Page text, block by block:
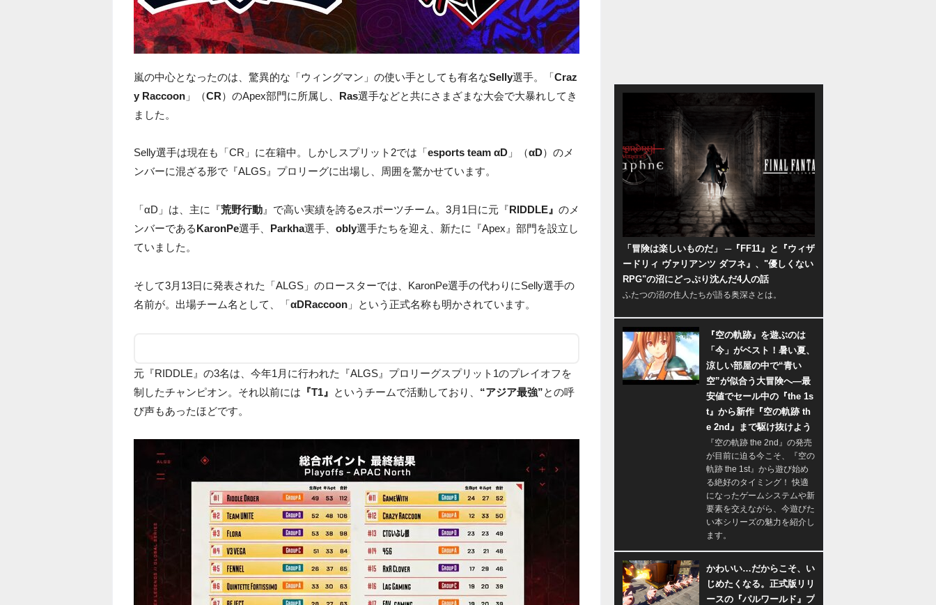
嵐の中心となったのは、驚異的な「ウィングマン」の使い手としても有名なSelly選手。「Craz
y Raccoon 」（CR）のApex部門に所属し、 Ras選手などと共にさまざまな大会で大暴れしてき
ました。
Selly選手は現在も「CR」に在籍中。しかしスプリット2では「esports team αD 」（αD）のメ
ンバーに混ざる形で『ALGS』プロリーグに出場し、周囲を驚かせています。
「αD」は、主に『荒野行動 』で高い実績を誇るeスポーツチーム。3月1日に元『RIDDLE』 のメ
ンバーであるKaronPe選手、 Parkha選手、 obly選手たちを迎え、新たに『Apex』部門を設立し
ていました。
そして3月13日に発表された「ALGS」のロースターでは、KaronPe選手の代わりにSelly選手の
名前が。出場チーム名として、「αDRaccoon 」という正式名称も明かされています。
元『RIDDLE』の3名は、今年1月に行われた『ALGS』プロリーグスプリット1のプレイオフを
制したチャンピオン。それ以前には 『T1』 というチームで活動しており、 “アジア最強”との呼
び声もあったほどです。
「冒険は楽しいものだ」 ─『FF11』と『ウィザ
ードリィ ヴァリアンツ ダフネ』、"優しくない
RPG"の沼にどっぷり沈んだ4人の話
ふたつの沼の住人たちが語る奥深さとは。
『空の軌跡』を遊ぶのは
「今」がベスト！暑い夏、
涼しい部屋の中で“青い
空”が似合う大冒険へ―最
安値でセール中の『the 1s
t』から新作『空の軌跡 th
e 2nd』まで駆け抜けよう
『空の軌跡 the 2nd』の発売
が目前に迫る今こそ、『空の
軌跡 the 1st』から遊び始め
る絶好のタイミング！ 快適
になったゲームシステムや新
要素を交えながら、今遊びた
い本シリーズの魅力を紹介し
ます。
かわいい…だからこそ、い
じめたくなる。正式版リリ
ースの『パルワールド』プ